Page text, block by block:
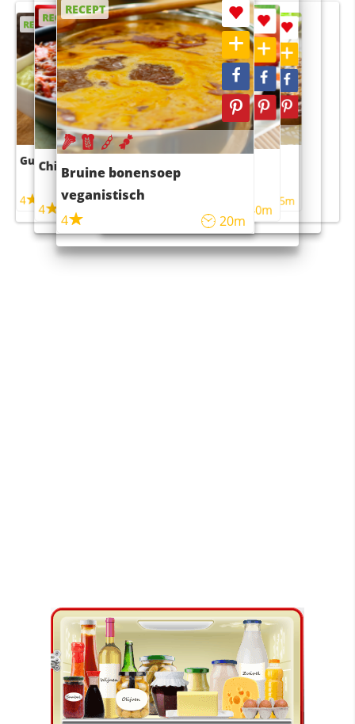
RECEPT
Guacamole
4
RECEPT
Chili con carne
4
RECEPT
Bruine bonensoep
veganistisch
4
20m
RECEPT
Sushi rijstsalade
maaltijdsalade
40m
RECEPT
4 55m